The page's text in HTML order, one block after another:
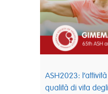
ASH2023:
qualità di vita